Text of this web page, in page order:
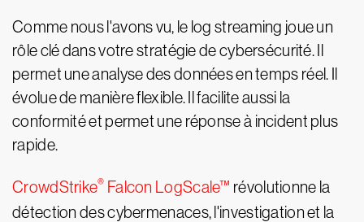
Comme nous l'avons vu, le log streaming joue un
rôle clé dans votre stratégie de cybersécurité. Il
permet une analyse des données en temps réel. Il
évolue de manière flexible. Il facilite aussi la
conformité et permet une réponse à incident plus
rapide.
CrowdStrike® Falcon LogScale™ révolutionne la
détection des cybermenaces, l'investigation et la